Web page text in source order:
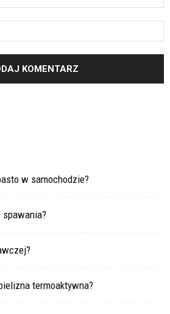
w samochodzie?
spawania?
termoaktywna?